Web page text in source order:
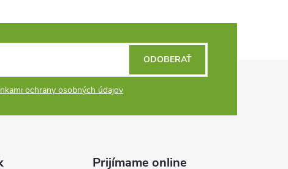
ochrany osobných údajov
ODOBERAŤ
Prijímame online